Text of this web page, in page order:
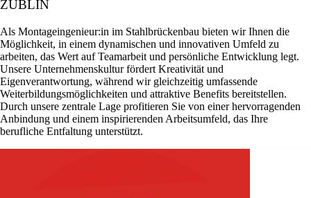
ZÜBLIN
Als Montageingenieur:in im Stahlbrückenbau bieten wir Ihnen die
Möglichkeit, in einem dynamischen und innovativen Umfeld zu
arbeiten, das Wert auf Teamarbeit und persönliche Entwicklung legt.
Unsere Unternehmenskultur fördert Kreativität und
Eigenverantwortung, während wir gleichzeitig umfassende
Weiterbildungsmöglichkeiten und attraktive Benefits bereitstellen.
Durch unsere zentrale Lage profitieren Sie von einer hervorragenden
Anbindung und einem inspirierenden Arbeitsumfeld, das Ihre
berufliche Entfaltung unterstützt.